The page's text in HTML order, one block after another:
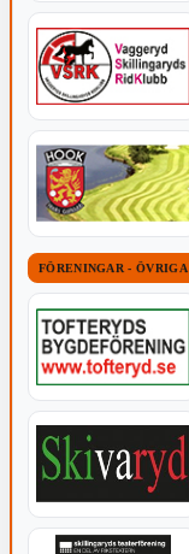
FÖRENINGAR - ÖVRIGA